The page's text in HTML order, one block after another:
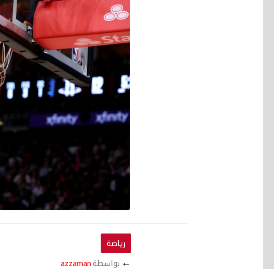
رياضة
← بواسطةazzaman